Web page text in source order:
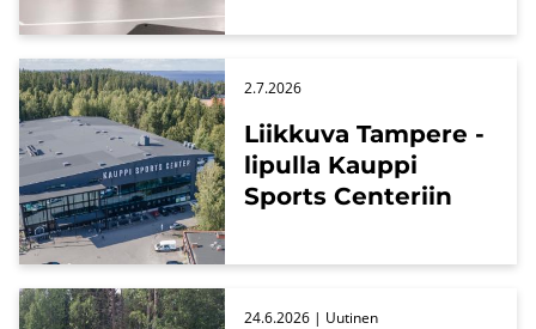
Liik­ku­va Tam­pe­re -​
lipulla Kaup­pi
Sports Cen­te­riin
2.7.2026
24.6.2026 | Uu­ti­nen